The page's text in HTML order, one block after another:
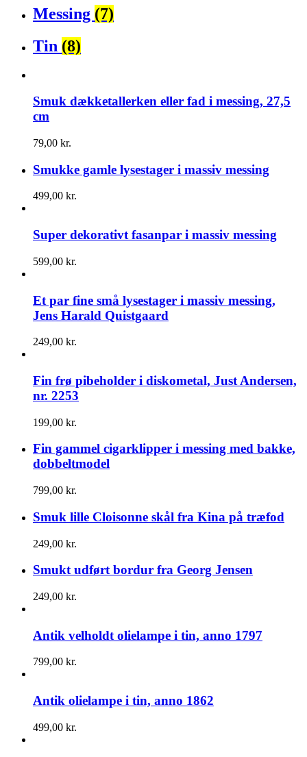
Messing (7)
Tin (8)
Smuk dækketallerken eller fad i messing, 27,5
cm
79,00 kr.
Smukke gamle lysestager i massiv messing
499,00 kr.
Super dekorativt fasanpar i massiv messing
599,00 kr.
Et par fine små lysestager i massiv messing,
Jens Harald Quistgaard
249,00 kr.
Fin frø pibeholder i diskometal, Just Andersen,
nr. 2253
199,00 kr.
Fin gammel cigarklipper i messing med bakke,
dobbeltmodel
799,00 kr.
Smuk lille Cloisonne skål fra Kina på træfod
249,00 kr.
Smukt udført bordur fra Georg Jensen
249,00 kr.
Antik velholdt olielampe i tin, anno 1797
799,00 kr.
Antik olielampe i tin, anno 1862
499,00 kr.